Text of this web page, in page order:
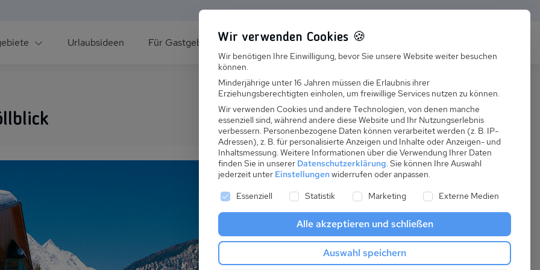
Suchen
Winter
Skiurlaub
Urlaubsideen Für Gastgeber Über uns Karriere
Ausbildung
ab
pro Nacht
Anreise
Wir verwenden Cookies 🍪
Wir benötigen Ihre Einwilligung, bevor Sie unsere Website weiter besuchen
können.
Minderjährige unter 16 Jahren müssen die Erlaubnis ihrer
Erziehungsberechtigten einholen, um freiwillige Services nutzen zu können.
Wir verwenden Cookies und andere Technologien, von denen manche
essenziell sind, während andere diese Website und Ihr Nutzungserlebnis
verbessern. Personenbezogene Daten können verarbeitet werden (z. B. IP-
Adressen), z. B. für personalisierte Anzeigen und Inhalte oder Anzeigen- und
Inhaltsmessung. Weitere Informationen über die Verwendung Ihrer Daten
finden Sie in unserer Datenschutzerklärung. Sie können Ihre Auswahl
jederzeit unter Einstellungenwiderrufen oder anpassen.
Es folgt eine Liste der Service-Gruppen, für die eine Einwilligung
Essenziell Statistik Marketing Externe Medien
Alle akzeptieren und schließen
Auswahl speichern